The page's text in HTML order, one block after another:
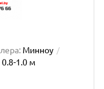
Минноу
0.8-1.0 м